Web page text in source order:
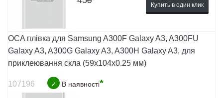
Купить в один клик
OCA плівка для Samsung A300F Galaxy A3, A300FU
Galaxy A3, A300G Galaxy A3, A300H Galaxy A3, для
приклеювання скла (59x104x0.25 мм)
107196 ✓ В наявності*